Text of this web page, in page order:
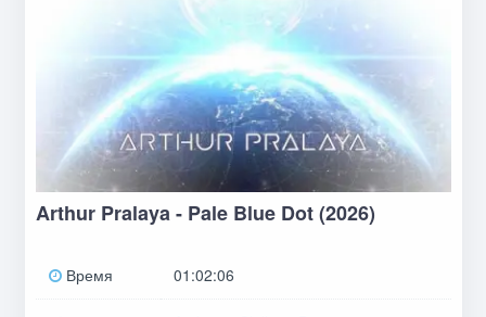
Arthur Pralaya - Pale Blue Dot (2026)
Время 01:02:06